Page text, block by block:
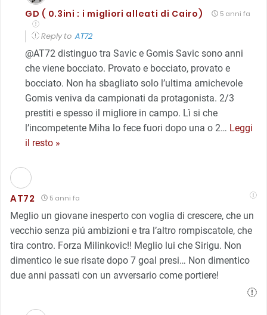
GD ( 0.3ini : i migliori alleati di Cairo) 5 anni fa
Reply toAT72
@AT72 distinguo tra Savic e Gomis Savic sono anni
che viene bocciato. Provato e bocciato, provato e
bocciato. Non ha sbagliato solo l’ultima amichevole
Gomis veniva da campionati da protagonista. 2/3
prestiti e spesso il migliore in campo. Lì si che
l’incompetente Miha lo fece fuori dopo una o 2… Leggi
il resto »
AT72 5 anni fa
Meglio un giovane inesperto con voglia di crescere, che un
vecchio senza piú ambizioni e tra l’altro rompiscatole, che
tira contro. Forza Milinkovic!! Meglio lui che Sirigu. Non
dimentico le sue risate dopo 7 goal presi… Non dimentico
due anni passati con un avversario come portiere!